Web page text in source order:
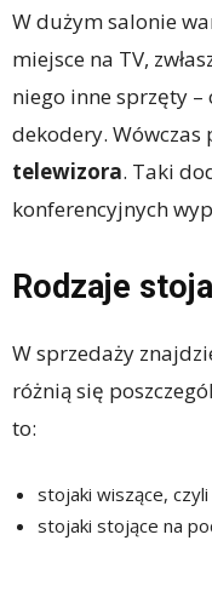
W dużym salonie
miejsce na TV,
niego inne sprzęty –
dekodery.
telewizora. Taki
konferencyjnych
Rodzaje
W sprzedaży
różnią się
to:
stojaki wiszące, czyli
stojaki stojące na